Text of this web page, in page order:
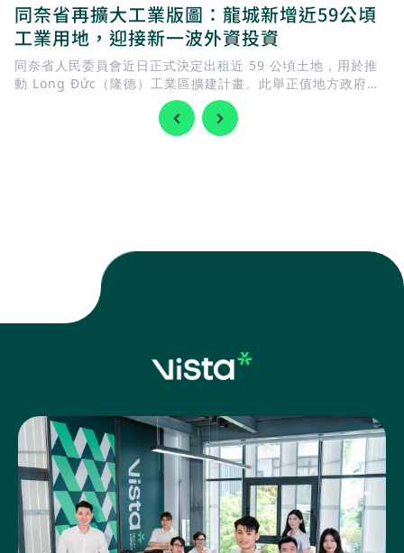
同奈省再擴大工業版圖：龍城新增近59公頃
工業用地，迎接新一波外資投資
同奈省人民委員會近日正式決定出租近 59 公頃土地，用於推
動 Long Đức（隆德）工業區擴建計畫。此舉正值地方政府加
快完善基礎建設，迎接 隆城國際機場 即將投入營運，同時持續
擴充工業用地，以滿足國內外企業日益增加的投資需求。